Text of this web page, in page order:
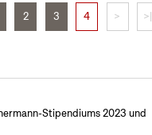
2 3 4 > >|
Stipendiums 2023 und